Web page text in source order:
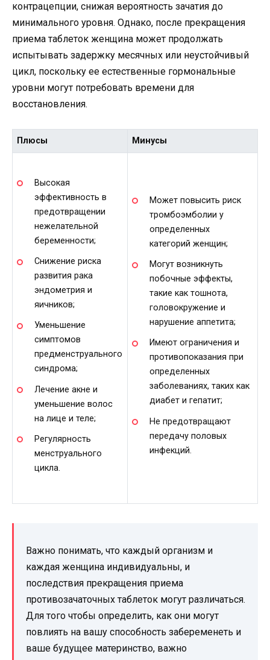
контрацепции, снижая вероятность зачатия до
минимального уровня. Однако, после прекращения
приема таблеток женщина может продолжать
испытывать задержку месячных или неустойчивый
цикл, поскольку ее естественные гормональные
уровни могут потребовать времени для
восстановления.
Плюсы Минусы
Высокая
эффективность в
предотвращении
нежелательной
беременности;
Снижение риска
развития рака
эндометрия и
яичников;
Уменьшение
симптомов
предменструального
синдрома;
Лечение акне и
уменьшение волос
на лице и теле;
Регулярность
менструального
цикла.
Может повысить риск
тромбоэмболии у
определенных
категорий женщин;
Могут возникнуть
побочные эффекты,
такие как тошнота,
головокружение и
нарушение аппетита;
Имеют ограничения и
противопоказания при
определенных
заболеваниях, таких как
диабет и гепатит;
Не предотвращают
передачу половых
инфекций.
Важно понимать, что каждый организм и
каждая женщина индивидуальны, и
последствия прекращения приема
противозачаточных таблеток могут различаться.
Для того чтобы определить, как они могут
повлиять на вашу способность забеременеть и
ваше будущее материнство, важно